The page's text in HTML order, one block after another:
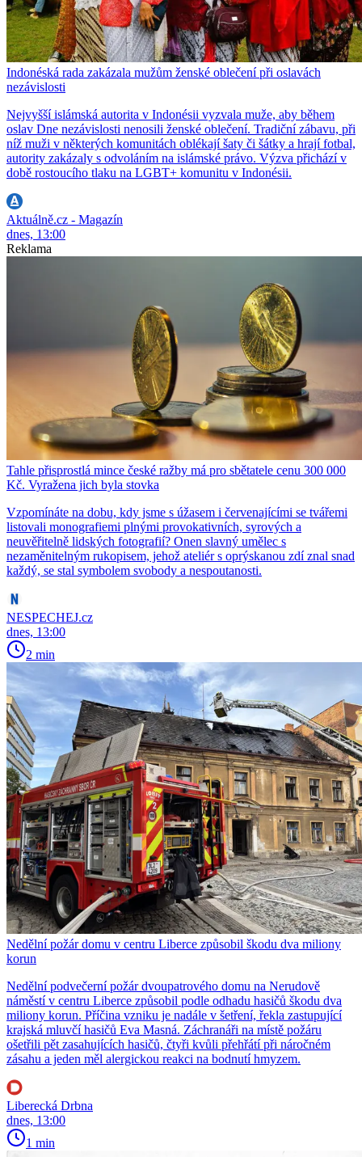
Indonéská rada zakázala mužům ženské oblečení při oslavách
nezávislosti
Nejvyšší islámská autorita v Indonésii vyzvala muže, aby během
oslav Dne nezávislosti nenosili ženské oblečení. Tradiční zábavu, při
níž muži v některých komunitách oblékají šaty či šátky a hrají fotbal,
autority zakázaly s odvoláním na islámské právo. Výzva přichází v
době rostoucího tlaku na LGBT+ komunitu v Indonésii.
Aktuálně.cz - Magazín
dnes, 13:00
Reklama
Tahle přisprostlá mince české ražby má pro sbětatele cenu 300 000
Kč. Vyražena jich byla stovka
Vzpomínáte na dobu, kdy jsme s úžasem i červenajícími se tvářemi
listovali monografiemi plnými provokativních, syrových a
neuvěřitelně lidských fotografií? Onen slavný umělec s
nezaměnitelným rukopisem, jehož ateliér s oprýskanou zdí znal snad
každý, se stal symbolem svobody a nespoutanosti.
NESPECHEJ.cz
dnes, 13:00
2 min
Nedělní požár domu v centru Liberce způsobil škodu dva miliony
korun
Nedělní podvečerní požár dvoupatrového domu na Nerudově
náměstí v centru Liberce způsobil podle odhadu hasičů škodu dva
miliony korun. Příčina vzniku je nadále v šetření, řekla zastupující
krajská mluvčí hasičů Eva Masná. Záchranáři na místě požáru
ošetřili pět zasahujících hasičů, čtyři kvůli přehřátí při náročném
zásahu a jeden měl alergickou reakci na bodnutí hmyzem.
Liberecká Drbna
dnes, 13:00
1 min